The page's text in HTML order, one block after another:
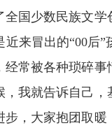
国少数民族文
来冒出的“00后
常被各种琐碎
我就告诉自己
，大家抱团取